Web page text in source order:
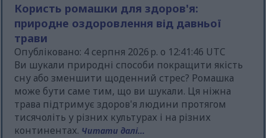
Користь ромашки для здоров'я:
природне оздоровлення від давньої
трави
Опубліковано: 4 серпня 2026 р. о 12:41:46 UTC
Ви шукали природні способи покращити якість
сну або зменшити щоденний стрес? Ромашка
може бути саме тим, що ви шукали. Ця ніжна
трава підтримує здоров'я людини протягом
тисячоліть у різних культурах і на різних
континентах. Читати далі...